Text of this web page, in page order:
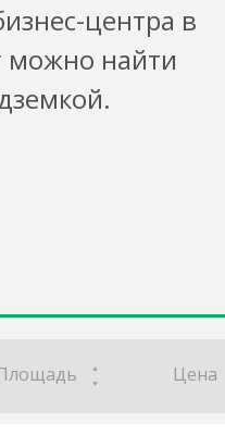
центра в
можно найти
Цена